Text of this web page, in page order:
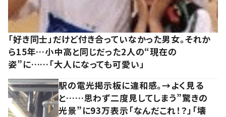
「好き同士」だけど付き合っていなかった男女。それか
ら15年…小中高と同じだった2人の“現在の
姿”に……「大人になっても可愛い」
駅の電光掲示板に違和感。→よく見る
と……思わず二度見してしまう”驚きの
光景”に93万表示「なんだこれ！？」「壊